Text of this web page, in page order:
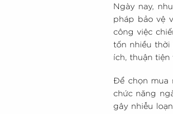
Ngày nay,
pháp bảo vệ
công việc
tốn nhiều thời
ích, thuận tiện
Để chọn mua
chức năng
gây nhiễu